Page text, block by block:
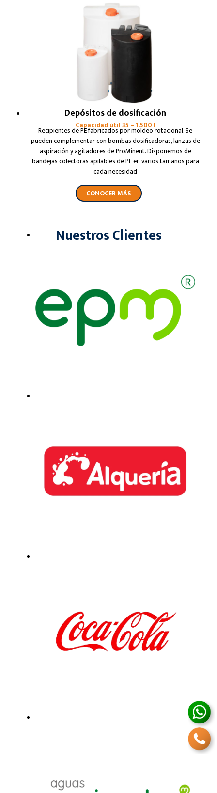
Depósitos de dosificación
Capacidad útil 35 – 1.500 l
Recipientes de PE fabricados por moldeo rotacional. Se
pueden complementar con bombas dosificadoras, lanzas de
aspiración y agitadores de ProMinent. Disponemos de
bandejas colectoras apilables de PE en varios tamaños para
cada necesidad
CONOCER MÁS
Nuestros Clientes